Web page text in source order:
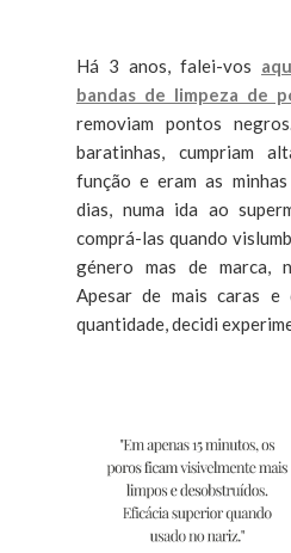
Há 3 anos, falei-vos
bandas de limpeza de
removiam pontos
baratinhas, cumpriam
função e eram as
dias, numa ida ao
comprá-las quando
género mas de marca,
Apesar de mais caras
quantidade, decidi